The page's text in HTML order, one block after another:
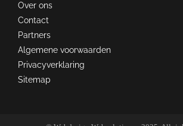
Over ons
Contact
Partners
Algemene voorwaarden
Privacyverklaring
Sitemap